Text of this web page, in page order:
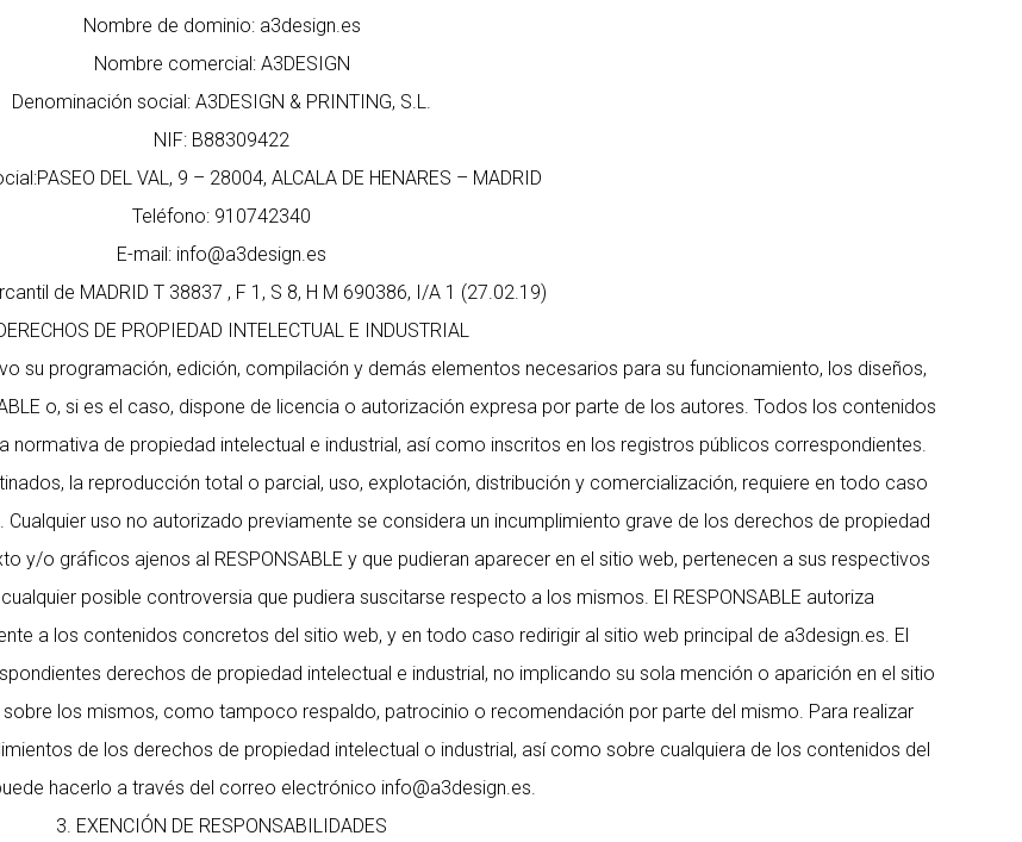
Nombre de dominio: a3design.es
Nombre comercial: A3DESIGN
Denominación social: A3DESIGN & PRINTING, S.L.
NIF: B88309422
DEL VAL, 9 – 28004, ALCALA DE HENARES – MADRID
Teléfono: 910742340
E-mail: info@a3design.es
de MADRID T 38837 , F 1, S 8, H M 690386, I/A 1 (27.02.19)
DE PROPIEDAD INTELECTUAL E INDUSTRIAL
su programación, edición, compilación y demás elementos necesarios para su funcionamiento, los diseños,
o, si es el caso, dispone de licencia o autorización expresa por parte de los autores. Todos los contenidos
de propiedad intelectual e industrial, así como inscritos en los registros públicos correspondientes.
la reproducción total o parcial, uso, explotación, distribución y comercialización, requiere en todo caso
Cualquier uso no autorizado previamente se considera un incumplimiento grave de los derechos de propiedad
y/o gráficos ajenos al RESPONSABLE y que pudieran aparecer en el sitio web, pertenecen a sus respectivos
posible controversia que pudiera suscitarse respecto a los mismos. El RESPONSABLE autoriza
a los contenidos concretos del sitio web, y en todo caso redirigir al sitio web principal de a3design.es. El
derechos de propiedad intelectual e industrial, no implicando su sola mención o aparición en el sitio
los mismos, como tampoco respaldo, patrocinio o recomendación por parte del mismo. Para realizar
de los derechos de propiedad intelectual o industrial, así como sobre cualquiera de los contenidos del
hacerlo a través del correo electrónico info@a3design.es.
3. EXENCIÓN DE RESPONSABILIDADES